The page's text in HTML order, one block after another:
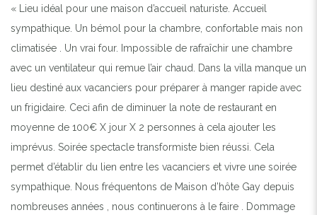
« Lieu idéal pour une maison d’accueil naturiste. Accueil
sympathique. Un bémol pour la chambre, confortable mais non
climatisée . Un vrai four. Impossible de rafraîchir une chambre
avec un ventilateur qui remue l’air chaud. Dans la villa manque un
lieu destiné aux vacanciers pour préparer à manger rapide avec
un frigidaire. Ceci afin de diminuer la note de restaurant en
moyenne de 100€ X jour X 2 personnes à cela ajouter les
imprévus. Soirée spectacle transformiste bien réussi. Cela
permet d’établir du lien entre les vacanciers et vivre une soirée
sympathique. Nous fréquentons de Maison d’hôte Gay depuis
nombreuses années , nous continuerons à le faire . Dommage